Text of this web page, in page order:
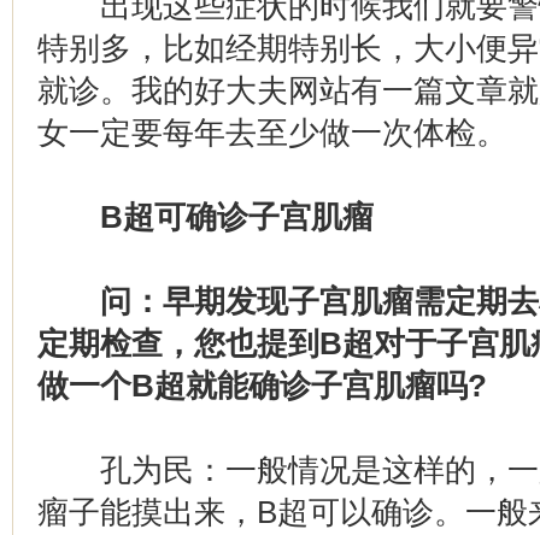
特别多，比如经期特别长，大小便
就诊。我的好大夫网站有一篇文章
女一定要每年去至少做一次体检。
B超可确诊子宫肌瘤
问：早期发现子宫肌瘤需定期
定期检查，您也提到B超对于子宫
做一个B超就能确诊子宫肌瘤吗?
孔为民：一般情况是这样的，一
瘤子能摸出来，B超可以确诊。一